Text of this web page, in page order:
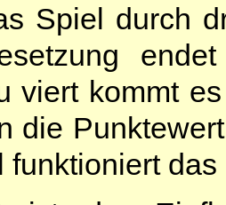
Spiel durch
viert kommt
die
funktioniert